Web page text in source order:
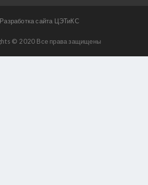
Разработка сайта ЦЭТиКС
© 2020 Все права защищены